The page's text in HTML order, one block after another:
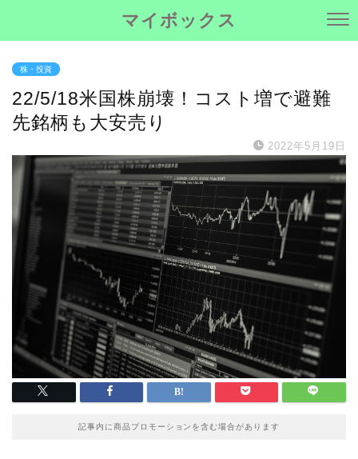
マイボックス
株・投資
22/5/18米国株崩壊！コスト増で避難
先銘柄も大安売り
2022年5月19日
記事内に商品プロモーションを含む場合があります